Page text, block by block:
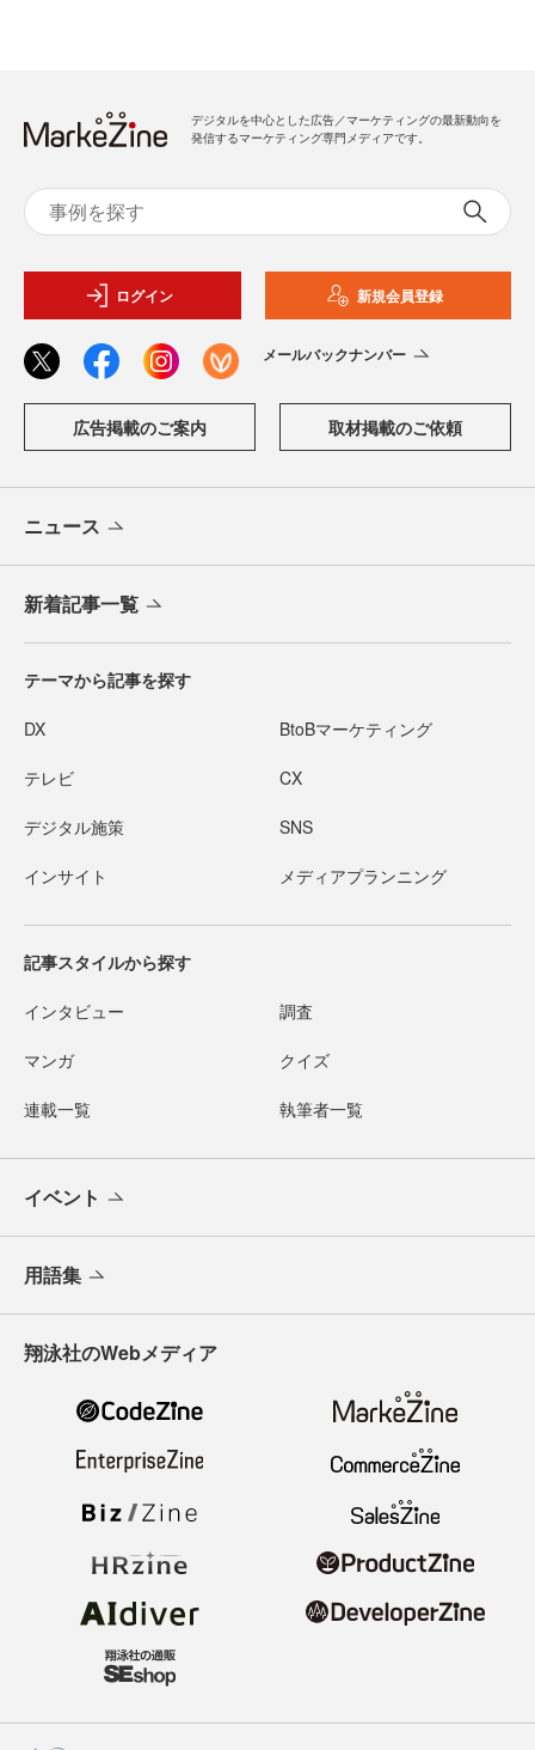
デジタルを中心とした広告／マーケティングの最新動向を
発信するマーケティング専門メディアです。
ログイン 新規会員登録
メールバックナンバー
広告掲載のご案内 取材掲載のご依頼
ニュース
新着記事一覧
テーマから記事を探す
DX BtoBマーケティング
テレビ CX
デジタル施策 SNS
インサイト メディアプランニング
記事スタイルから探す
インタビュー 調査
マンガ クイズ
連載一覧 執筆者一覧
イベント
用語集
翔泳社のWebメディア